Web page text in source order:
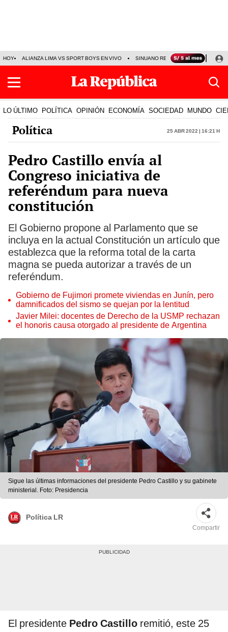
HOY ALIANZA LIMA VS SPORT BOYS EN VIVO SINUANO RESULTADOS HOY
LO ÚLTIMO POLÍTICA OPINIÓN ECONOMÍA SOCIEDAD MUNDO
Política 25 Abr 2022 | 16:21 h
Pedro Castillo envía al
Congreso iniciativa de
referéndum para nueva
constitución
El Gobierno propone al Parlamento que se
incluya en la actual Constitución un artículo que
establezca que la reforma total de la carta
magna se pueda autorizar a través de un
referéndum.
Gobierno de Fujimori promete viviendas en Junín, pero
damnificados del sismo se quejan por la lentitud
Javier Milei: docentes de Derecho de la USMP rechazan
el honoris causa otorgado al presidente de Argentina
Sigue las últimas informaciones del presidente Pedro Castillo y su gabinete
ministerial. Foto: Presidencia
Política LR
Compartir
El presidente Pedro Castillo remitió, este 25